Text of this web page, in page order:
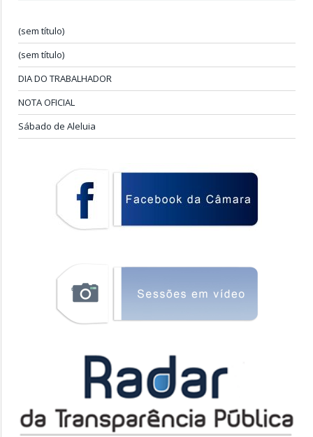
(sem título)
(sem título)
DIA DO TRABALHADOR
NOTA OFICIAL
Sábado de Aleluia